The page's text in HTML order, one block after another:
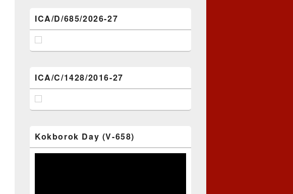
ICA/D/685/2026-27
ICA/C/1428/2016-27
Kokborok Day (V-658)